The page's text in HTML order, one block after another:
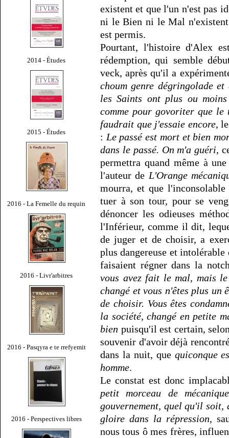
2014 - Études
2015 - Études
2016 - La Femelle du requin
2016 - Livr'arbitres
2016 - Pasqyra e te rrefyemit
2016 - Perspectives libres
existent et que l'un n'est pas
ni le Bien ni le Mal
est permis.
Pourtant, l'histoire d'Alex
rédemption, qui semble
veck, après qu'il a
choum genre dégringolade
les Saints ont plus ou
comme pour govoriter que le
faudrait que j'essaie encore,
: Le passé est mort et bien
dans le passé. On m'a guéri,
permettra quand même à
l'auteur de L'Orange
mourra, et que
tuer à son tour, pour se
dénoncer les odieuses
l'Inférieur, comme il dit,
de juger et de choisir, a
plus dangereuse et
faisaient régner dans la
vous avez fait le mal, mais
changé et vous n'êtes plus un
de choisir. Vous êtes
la société, changé en petite
bien puisqu'il est certain,
souvenir d'avoir déjà
dans la nuit, que quiconque
homme.
Le constat est donc
petit morceau de
gouvernement, quel qu'il
gloire dans la répression,
nous tous ô mes frères,